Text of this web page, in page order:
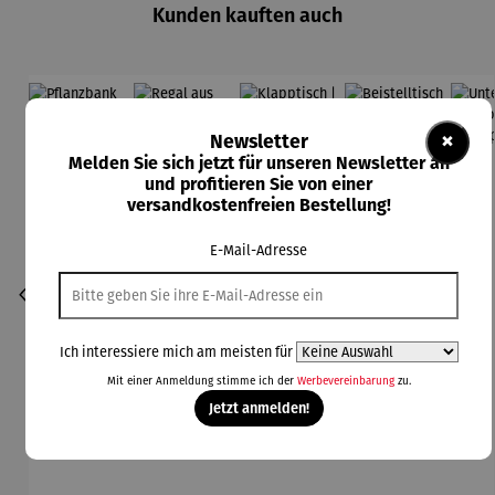
Kunden kauften auch
25% gespart Rabatt
×
Newsletter
Melden Sie sich jetzt für unseren Newsletter an
und profitieren Sie von einer
versandkostenfreien Bestellung!
E-Mail-Adresse
Ich interessiere mich am meisten für
Mit einer Anmeldung stimme ich der Werbevereinbarungzu.
Jetzt anmelden!